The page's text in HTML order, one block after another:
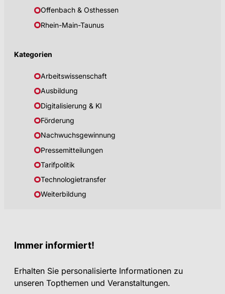
Offenbach & Osthessen
Rhein-Main-Taunus
Kategorien
Arbeitswissenschaft
Ausbildung
Digitalisierung & KI
Förderung
Nachwuchsgewinnung
Pressemitteilungen
Tarifpolitik
Technologietransfer
Weiterbildung
Immer informiert!
Erhalten Sie personalisierte Informationen zu
unseren Topthemen und Veranstaltungen.